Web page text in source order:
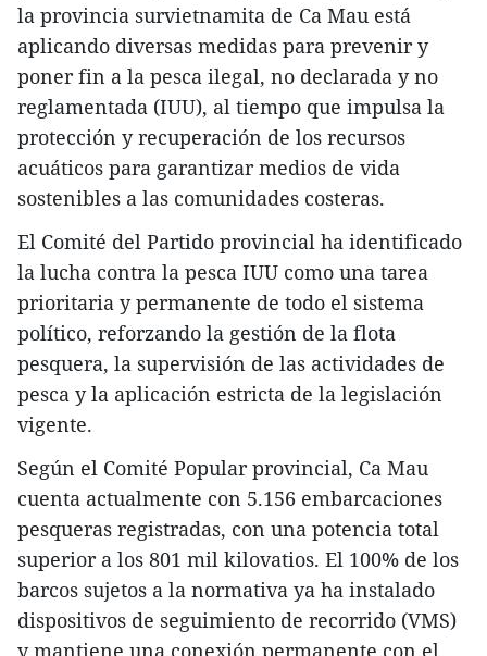
la provincia survietnamita de Ca Mau está
aplicando diversas medidas para prevenir y
poner fin a la pesca ilegal, no declarada y no
reglamentada (IUU), al tiempo que impulsa la
protección y recuperación de los recursos
acuáticos para garantizar medios de vida
sostenibles a las comunidades costeras.
El Comité del Partido provincial ha identificado
la lucha contra la pesca IUU como una tarea
prioritaria y permanente de todo el sistema
político, reforzando la gestión de la flota
pesquera, la supervisión de las actividades de
pesca y la aplicación estricta de la legislación
vigente.
Según el Comité Popular provincial, Ca Mau
cuenta actualmente con 5.156 embarcaciones
pesqueras registradas, con una potencia total
superior a los 801 mil kilovatios. El 100% de los
barcos sujetos a la normativa ya ha instalado
dispositivos de seguimiento de recorrido (VMS)